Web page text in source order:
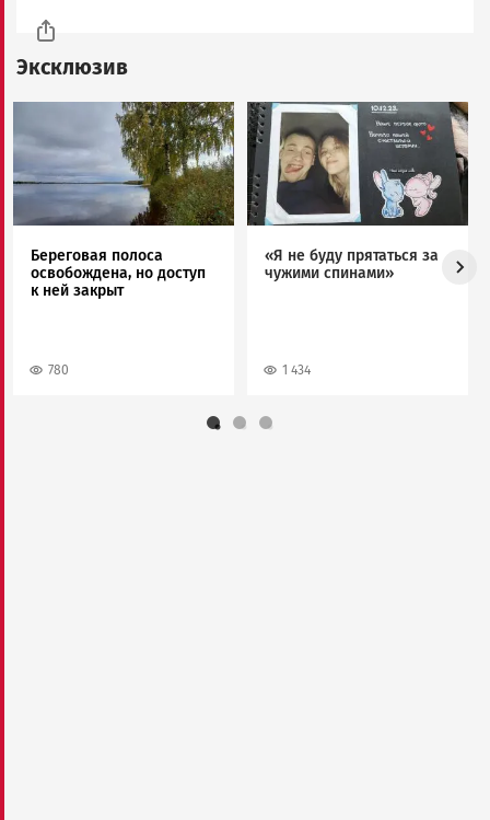
Эксклюзив
Береговая полоса
освобождена, но доступ
к ней закрыт
780
Image
«Я не буду прятаться за
чужими спинами»
1 434